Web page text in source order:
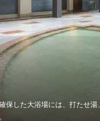
保した大浴場には、打たせ